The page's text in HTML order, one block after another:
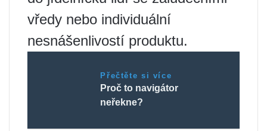
vředy nebo individuální
nesnášenlivostí produktu.
Přečtěte si více
Proč to navigátor
neřekne?